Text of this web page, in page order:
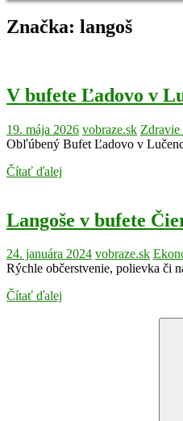
Značka: langoš
V bufete Ľadovo v
19. mája 2026 vobraze.sk Zdravie
Obľúbený Bufet Ľadovo v
Čítať ďalej
Langoše v bufete
24. januára 2024 vobraze.sk
Rýchle občerstvenie, polievka či
Čítať ďalej